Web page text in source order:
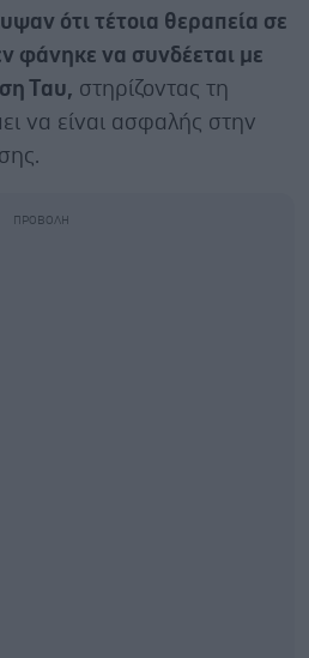
ότι τέτοια θεραπεία σε
φάνηκε να συνδέεται με
Ταυ, στηρίζοντας τη
να είναι ασφαλής στην